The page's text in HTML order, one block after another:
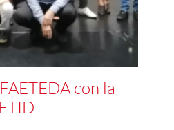
con la